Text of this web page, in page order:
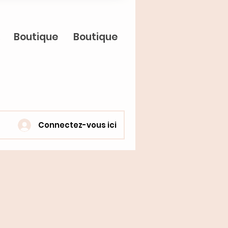
Boutique Boutique
Connectez-vous ici